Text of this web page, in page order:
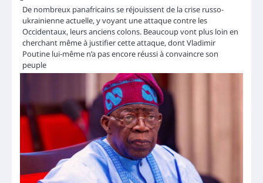
De nombreux panafricains se réjouissent de la crise russo-
ukrainienne actuelle, y voyant une attaque contre les
Occidentaux, leurs anciens colons. Beaucoup vont plus loin en
cherchant même à justifier cette attaque, dont Vladimir
Poutine lui-même n’a pas encore réussi à convaincre son
peuple